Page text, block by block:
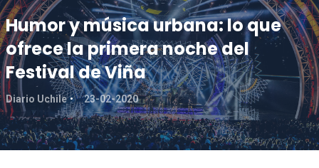
Humor y música urbana: lo que
ofrece la primera noche del
Festival de Viña
Diario Uchile 23-02-2020